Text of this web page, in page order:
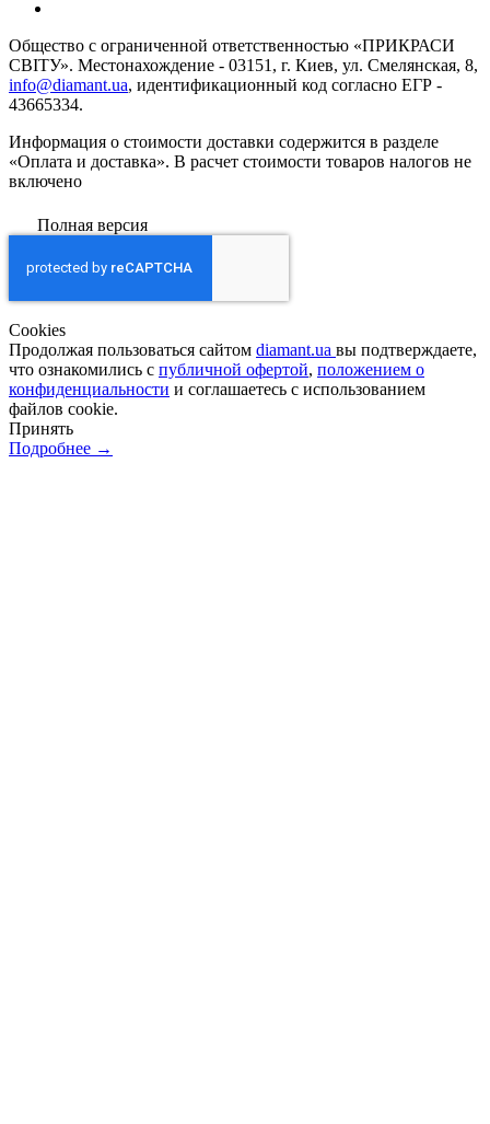
Общество с ограниченной ответственностью «ПРИКРАСИ
СВІТУ». Местонахождение - 03151, г. Киев, ул. Смелянская, 8,
info@diamant.ua, идентификационный код согласно ЕГР -
43665334.
Информация о стоимости доставки содержится в разделе
«Оплата и доставка». В расчет стоимости товаров налогов не
включено
Полная версия
Сookies
Продолжая пользоваться сайтом diamant.ua вы подтверждаете,
что ознакомились с публичной офертой, положением о
конфиденциальности и соглашаетесь с использованием
файлов cookie.
Принять
Подробнее →